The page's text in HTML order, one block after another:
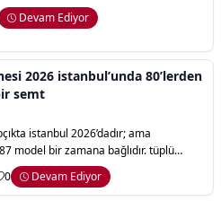
Devam Ediyor
2026 istanbul’unda 80’lerden
semt
model bir zamana bağlıdır. tüplü
verir, dantel örtü geleceği örter, çay
bütün
0 Devam Ediyor